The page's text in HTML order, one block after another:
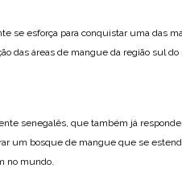
se esforça para conquistar uma das
das áreas de mangue da região sul do
senegalês, que também já
um bosque de mangue que se
no mundo.